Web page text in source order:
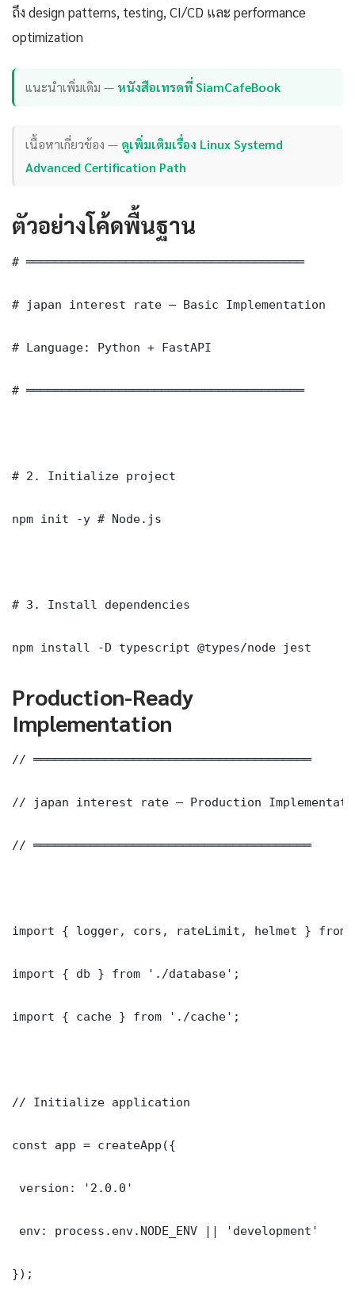
ถึง design patterns, testing, CI/CD และ performance
optimization
แนะนำเพิ่มเติม — หนังสือเทรดที่ SiamCafeBook
เนื้อหาเกี่ยวข้อง — ดูเพิ่มเติมเรื่อง Linux Systemd
Advanced Certification Path
ตัวอย่างโค้ดพื้นฐาน
# ═══════════════════════════════════════
# japan interest rate — Basic Implementation
# Language: Python + FastAPI
# ═══════════════════════════════════════
# 2. Initialize project
npm init -y # Node.js
# 3. Install dependencies
npm install -D typescript @types/node jest
Production-Ready
Implementation
// ═══════════════════════════════════════
// japan interest rate — Production
// ═══════════════════════════════════════
import { logger, cors, rateLimit, helmet } from
import { db } from './database';
import { cache } from './cache';
// Initialize application
const app = createApp({
version: '2.0.0'
env: process.env.NODE_ENV || 'development'
});